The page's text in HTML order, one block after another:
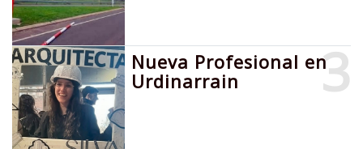
3
Nueva Profesional en
Urdinarrain